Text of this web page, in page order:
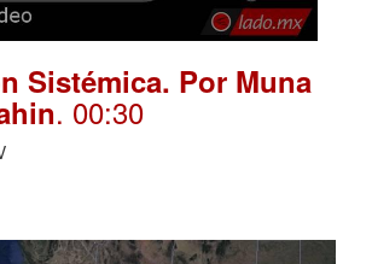
Sistémica. Por Muna
. 00:30